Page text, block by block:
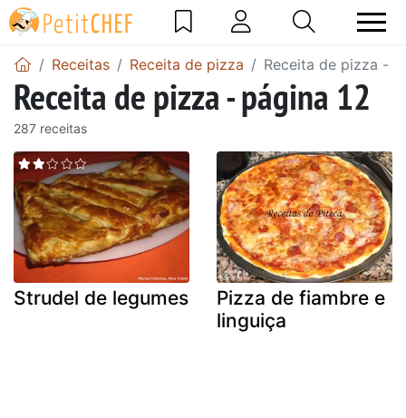
Receitas Receita de pizza Receita de pizza -
Receita de pizza - página 12
287 receitas
Strudel de legumes
Pizza de fiambre e
linguiça